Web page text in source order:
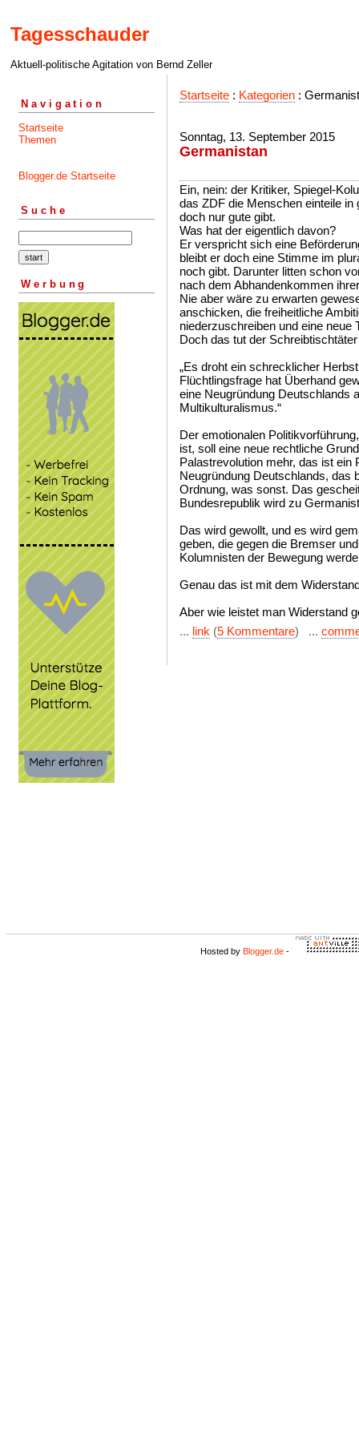
Tagesschauder
Aktuell-politische Agitation von Bernd Zeller
Navigation
Startseite
Themen
Blogger.de Startseite
Suche
Werbung
Startseite : Kategorien :
Sonntag, 13. September 2015
Germanistan
Ein, nein: der Kritiker, Spiegel-
das ZDF die Menschen einteile
doch nur gute gibt.
Was hat der eigentlich davon?
Er verspricht sich eine
bleibt er doch eine Stimme im
noch gibt. Darunter litten schon
nach dem Abhandenkommen
Nie aber wäre zu erwarten
anschicken, die freiheitliche
niederzuschreiben und eine neue
Doch das tut der
„Es droht ein schrecklicher
Flüchtlingsfrage hat Überhand
eine Neugründung Deutschlands
Multikulturalismus.“
Der emotionalen
ist, soll eine neue rechtliche
Palastrevolution mehr, das ist ein
Neugründung Deutschlands, das
Ordnung, was sonst. Das
Bundesrepublik wird zu
Das wird gewollt, und es wird
geben, die gegen die Bremser
Kolumnisten der Bewegung
Genau das ist mit dem
Aber wie leistet man Widerstand
... link (5 Kommentare) ...
Hosted by Blogger.de -